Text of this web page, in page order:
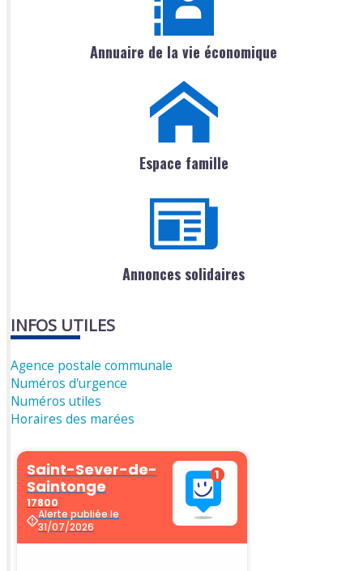
Annuaire de la vie économique
Espace famille
Annonces solidaires
INFOS UTILES
Agence postale communale
Numéros d'urgence
Numéros utiles
Horaires des marées